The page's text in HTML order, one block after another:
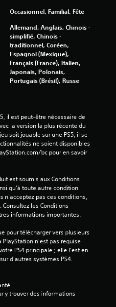
5
a
v
s
)
Occasionnel, Familial, Fête
Allemand, Anglais, Chinois -
simplifié, Chinois -
traditionnel, Coréen,
Espagnol (Mexique),
Français (France), Italien,
Japonais, Polonais,
Portugais (Brésil), Russe
il est peut-être nécessaire de
la version la plus récente du
soit jouable sur une PS5, il se
ne soient disponibles
bc pour en savoir
est soumis aux Conditions
qu'à toute autre condition
n'acceptez pas ces conditions,
les Conditions
informations importantes.
pour télécharger vers plusieurs
PlayStation n'est pas requise
PS4 principale ; elle l'est en
d'autres systèmes PS4.